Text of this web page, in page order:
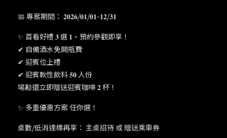
📅 專案期間： 𝟐𝟎𝟐𝟔/𝟎𝟏/𝟎𝟏-𝟏𝟐/𝟑𝟏
✨ 首看好禮 𝟑 選 𝟏，預約參觀即享！
✔ 自備酒水免開瓶費
✔ 迎賓位上禮
✔ 迎賓軟性飲料 𝟓𝟎 人份
場勘還立即贈送迎賓咖啡 𝟐 杯！
✨ 多重優惠方案 任你選！
桌數/低消達標再享： 主桌招待 或 贈送乘車券